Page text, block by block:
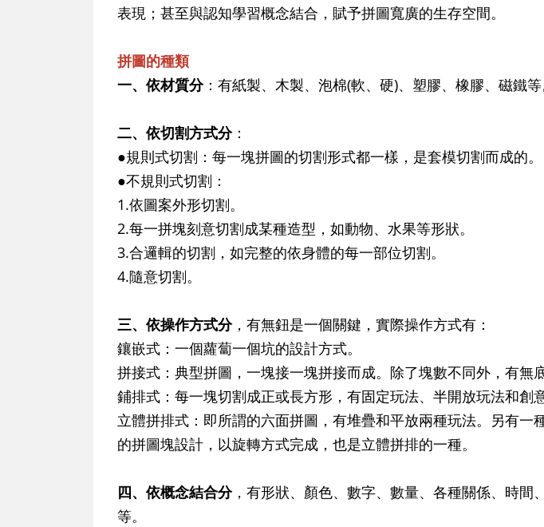
表現；甚至與認知學習概念結合，賦予拼圖寬廣的生存空間。
拼圖的種類
一、依材質分：有紙製、木製、泡棉(軟、硬)、塑膠、橡膠、磁鐵等
二、依切割方式分：
●規則式切割：每一塊拼圖的切割形式都一樣，是套模切割而成的。
●不規則式切割：
1.依圖案外形切割。
2.每一拼塊刻意切割成某種造型，如動物、水果等形狀。
3.合邏輯的切割，如完整的依身體的每一部位切割。
4.隨意切割。
三、依操作方式分，有無鈕是一個關鍵，實際操作方式有：
鑲嵌式：一個蘿蔔一個坑的設計方式。
拼接式：典型拼圖，一塊接一塊拼接而成。除了塊數不同外，有無
鋪排式：每一塊切割成正或長方形，有固定玩法、半開放玩法和創
立體拼排式：即所謂的六面拼圖，有堆疊和平放兩種玩法。另有一
的拼圖塊設計，以旋轉方式完成，也是立體拼排的一種。
四、依概念結合分，有形狀、顏色、數字、數量、各種關係、時間
等。